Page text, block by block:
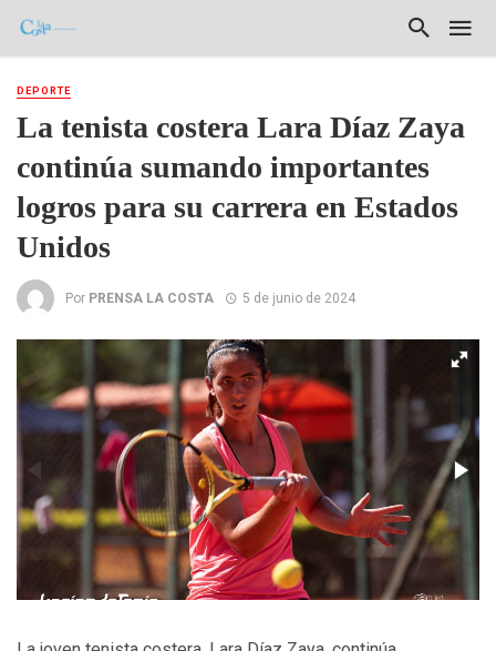
DEPORTE
La tenista costera Lara Díaz Zaya
continúa sumando importantes
logros para su carrera en Estados
Unidos
Por PRENSA LA COSTA 5 de junio de 2024